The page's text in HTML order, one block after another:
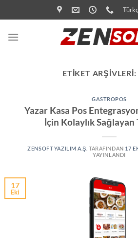
atla
ETIKET ARŞIVLERI:
GASTROPOS
Yazar Kasa Pos
İçin Kolaylık Sağlayan
ZENSOFT YAZILIM A.Ş. TARAFINDAN 17
YAYINLANDI
17
Eki